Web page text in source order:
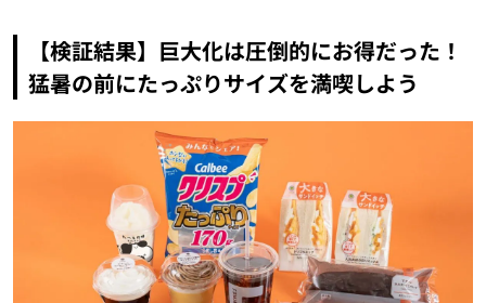
【検証結果】巨大化は圧倒的にお得だった！
猛暑の前にたっぷりサイズを満喫しよう